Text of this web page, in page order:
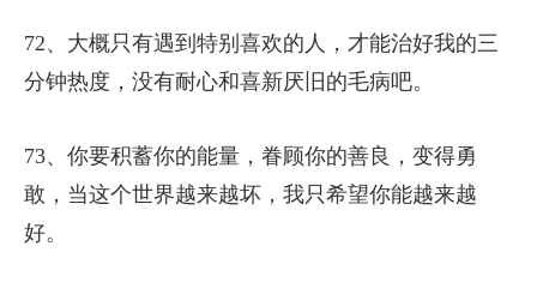
72、大概只有遇到特别喜欢的人，才能治好我的三
分钟热度，没有耐心和喜新厌旧的毛病吧。
73、你要积蓄你的能量，眷顾你的善良，变得勇
敢，当这个世界越来越坏，我只希望你能越来越
好。